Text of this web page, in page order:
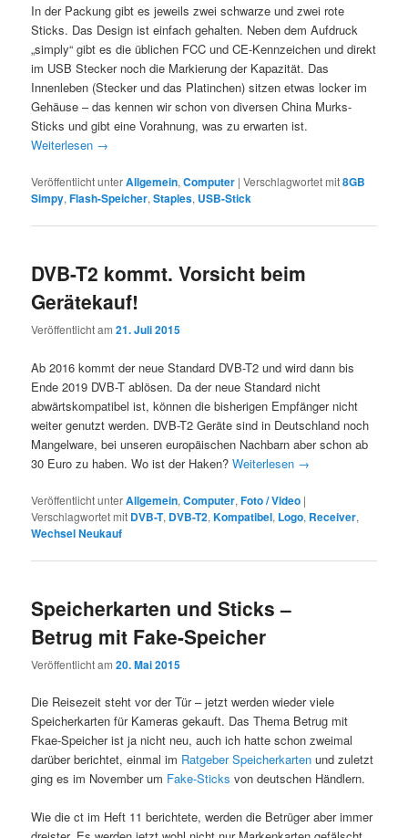
In der Packung gibt es jeweils zwei schwarze und zwei rote
Sticks. Das Design ist einfach gehalten. Neben dem Aufdruck
„simply“ gibt es die üblichen FCC und CE-Kennzeichen und direkt
im USB Stecker noch die Markierung der Kapazität. Das
Innenleben (Stecker und das Platinchen) sitzen etwas locker im
Gehäuse – das kennen wir schon von diversen China Murks-
Sticks und gibt eine Vorahnung, was zu erwarten ist.
Weiterlesen →
Veröffentlicht unterAllgemein,Computer |Verschlagwortet mit8GB
Simpy,Flash-Speicher,Staples, USB-Stick
DVB-T2 kommt. Vorsicht beim
Gerätekauf!
Veröffentlicht am21. Juli 2015
Ab 2016 kommt der neue Standard DVB-T2 und wird dann bis
Ende 2019 DVB-T ablösen. Da der neue Standard nicht
abwärtskompatibel ist, können die bisherigen Empfänger nicht
weiter genutzt werden. DVB-T2 Geräte sind in Deutschland noch
Mangelware, bei unseren europäischen Nachbarn aber schon ab
30 Euro zu haben. Wo ist der Haken?Weiterlesen →
Veröffentlicht unterAllgemein,Computer,Foto / Video |
Verschlagwortet mit DVB-T, DVB-T2,Kompatibel, Logo, Receiver,
Wechsel Neukauf
Speicherkarten und Sticks –
Betrug mit Fake-Speicher
Veröffentlicht am20. Mai 2015
Die Reisezeit steht vor der Tür – jetzt werden wieder viele
Speicherkarten für Kameras gekauft. Das Thema Betrug mit
Fkae-Speicher ist ja nicht neu, auch ich hatte schon zweimal
darüber berichtet, einmal im Ratgeber Speicherkarten und zuletzt
ging es im November um Fake-Sticks von deutschen Händlern.
Wie die ct im Heft 11 berichtete, werden die Betrüger aber immer